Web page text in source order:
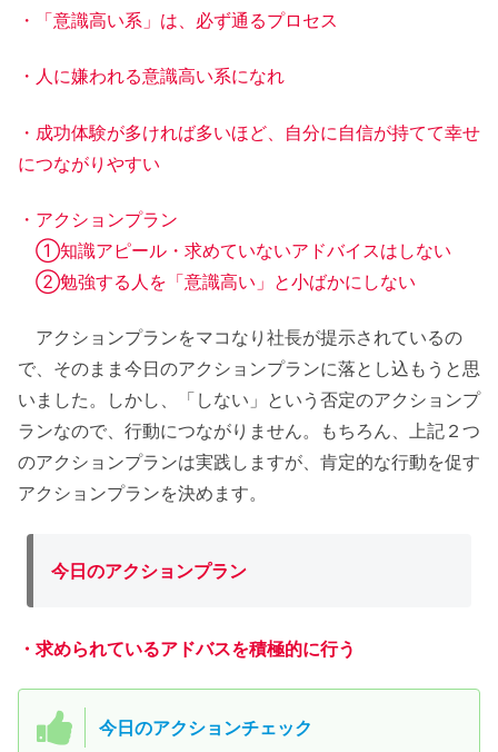
・「意識高い系」は、必ず通るプロセス
・人に嫌われる意識高い系になれ
・成功体験が多ければ多いほど、自分に自信が持てて幸せ
につながりやすい
・アクションプラン
①知識アピール・求めていないアドバイスはしない
②勉強する人を「意識高い」と小ばかにしない
アクションプランをマコなり社長が提示されているの
で、そのまま今日のアクションプランに落とし込もうと思
いました。しかし、「しない」という否定のアクションプ
ランなので、行動につながりません。もちろん、上記２つ
のアクションプランは実践しますが、肯定的な行動を促す
アクションプランを決めます。
今日のアクションプラン
・求められているアドバスを積極的に行う
今日のアクションチェック